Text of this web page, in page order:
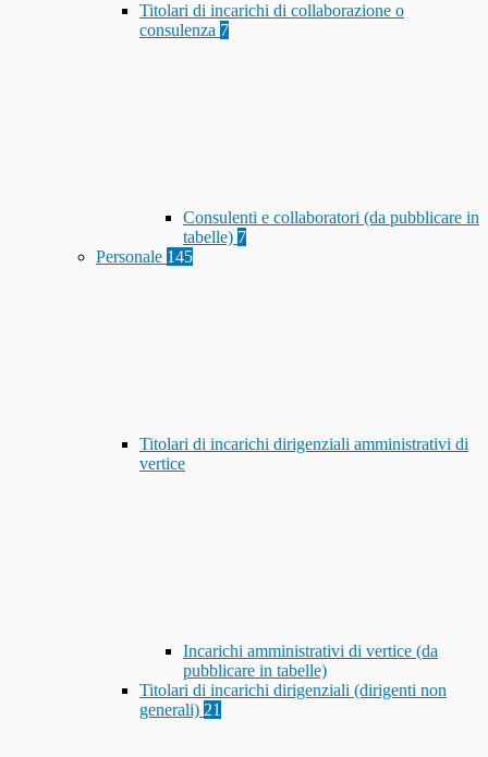
Titolari di incarichi di collaborazione o
consulenza 7
Consulenti e collaboratori (da pubblicare in
tabelle) 7
Personale 145
Titolari di incarichi dirigenziali amministrativi di
vertice
Incarichi amministrativi di vertice (da
pubblicare in tabelle)
Titolari di incarichi dirigenziali (dirigenti non
generali) 21